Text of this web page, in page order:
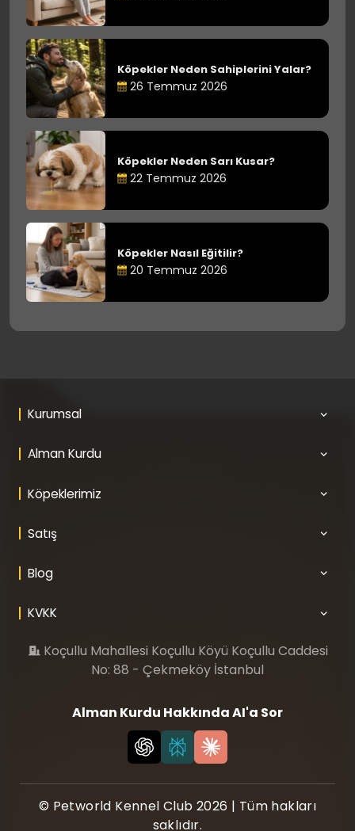
Köpekler Neden Sahiplerini Yalar?
26 Temmuz 2026
Köpekler Neden Sarı Kusar?
22 Temmuz 2026
Köpekler Nasıl Eğitilir?
20 Temmuz 2026
Kurumsal
Alman Kurdu
Köpeklerimiz
Satış
Blog
KVKK
Koçullu Mahallesi Koçullu Köyü Koçullu Caddesi
No: 88 - Çekmeköy İstanbul
Alman Kurdu Hakkında AI'a Sor
© Petworld Kennel Club 2026 | Tüm hakları
saklıdır.